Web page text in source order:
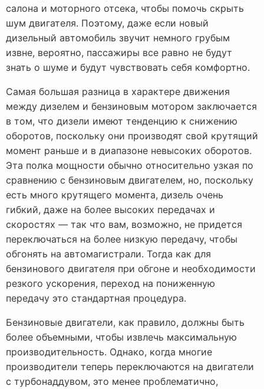
салона и моторного отсека, чтобы помочь скрыть
шум двигателя. Поэтому, даже если новый
дизельный автомобиль звучит немного грубым
извне, вероятно, пассажиры все равно не будут
знать о шуме и будут чувствовать себя комфортно.
Самая большая разница в характере движения
между дизелем и бензиновым мотором заключается
в том, что дизели имеют тенденцию к снижению
оборотов, поскольку они производят свой крутящий
момент раньше и в диапазоне невысоких оборотов.
Эта полка мощности обычно относительно узкая по
сравнению с бензиновым двигателем, но, поскольку
есть много крутящего момента, дизель очень
гибкий, даже на более высоких передачах и
скоростях — так что вам, возможно, не придется
переключаться на более низкую передачу, чтобы
обгонять на автомагистрали. Тогда как для
бензинового двигателя при обгоне и необходимости
резкого ускорения, переход на пониженную
передачу это стандартная процедура.
Бензиновые двигатели, как правило, должны быть
более объемными, чтобы извлечь максимальную
производительность. Однако, когда многие
производители теперь переключаются на двигатели
с турбонаддувом, это менее проблематично,